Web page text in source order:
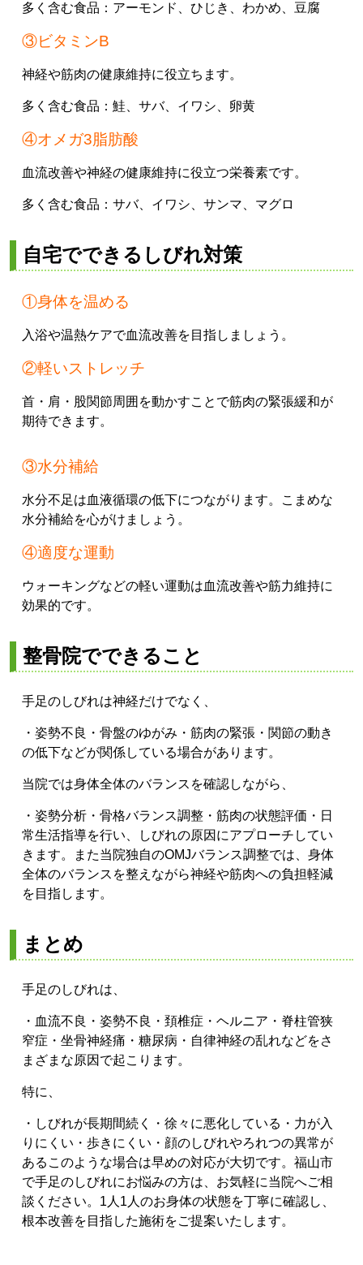
多く含む食品： アーモンド、 ひじき、 わかめ、 豆腐
③ビタミンB
神経や筋肉の健康維持に役立ちます。
多く含む食品： 鮭、 サバ、 イワシ、 卵黄
④オメガ3脂肪酸
血流改善や神経の健康維持に役立つ栄養素です。
多く含む食品： サバ、 イワシ、 サンマ、 マグロ
自宅でできるしびれ対策
①身体を温める
入浴や温熱ケアで血流改善を目指しましょう。
②軽いストレッチ
首・肩・股関節周囲を動かすことで筋肉の緊張緩和が
期待できます。
③水分補給
水分不足は血液循環の低下につながります。
こまめな
水分補給を心がけましょう。
④適度な運動
ウォーキングなどの軽い運動は血流改善や筋力維持に
効果的です。
整骨院でできること
手足のしびれは神経だけでなく、
・姿勢不良 ・骨盤のゆがみ ・筋肉の緊張 ・関節の動き
の低下などが関係している場合があります。
当院では身体全体のバランスを確認しながら、
・姿勢分析 ・骨格バランス調整 ・筋肉の状態評価 ・日
常生活指導を行い、しびれの原因にアプローチしてい
きます。
また当院独自のOMJバランス調整では、身体
全体のバランスを整えながら神経や筋肉への負担軽減
を目指します。
まとめ
手足のしびれは、
・血流不良 ・姿勢不良 ・頚椎症・ ヘルニア ・脊柱管狭
窄症 ・坐骨神経痛 ・糖尿病 ・自律神経の乱れなどをさ
まざまな原因で起こります。
特に、
・しびれが長期間続く ・徐々に悪化している ・力が入
りにくい ・歩きにくい ・顔のしびれやろれつの異常が
ある このような場合は早めの対応が大切です。 福山市
で手足のしびれにお悩みの方は、お気軽に当院へご相
談ください。 1人1人のお身体の状態を丁寧に確認し、
根本改善を目指した施術をご提案いたします。